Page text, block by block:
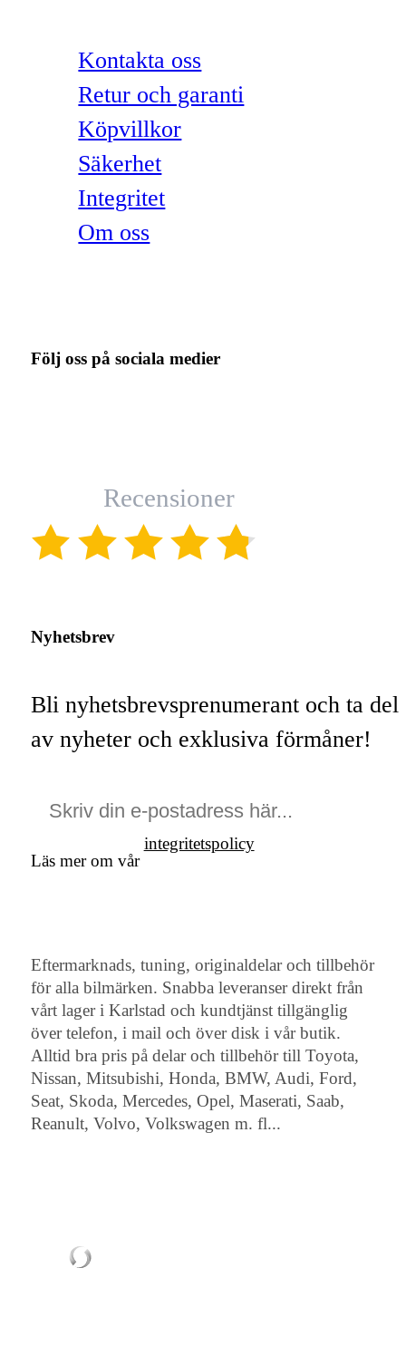
Kontakta oss
Retur och garanti
Köpvillkor
Säkerhet
Integritet
Om oss
Följ oss på sociala medier
Recensioner
Nyhetsbrev
Bli nyhetsbrevsprenumerant och ta del
av nyheter och exklusiva förmåner!
Läs mer om vår
integritetspolicy
Eftermarknads, tuning, originaldelar och tillbehör
för alla bilmärken. Snabba leveranser direkt från
vårt lager i Karlstad och kundtjänst tillgänglig
över telefon, i mail och över disk i vår butik.
Alltid bra pris på delar och tillbehör till Toyota,
Nissan, Mitsubishi, Honda, BMW, Audi, Ford,
Seat, Skoda, Mercedes, Opel, Maserati, Saab,
Reanult, Volvo, Volkswagen m. fl...